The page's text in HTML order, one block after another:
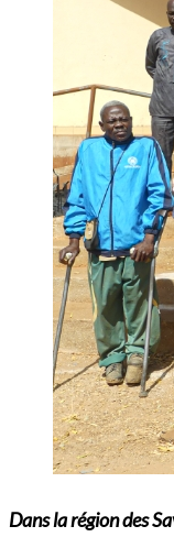
Dans la région des